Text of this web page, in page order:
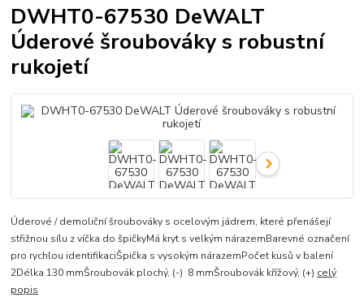
DWHT0-67530 DeWALT
Úderové šroubováky s robustní
rukojetí
Úderové / demoliční šroubováky s ocelovým jádrem, které přenášejí
střižnou sílu z víčka do špičkyMá kryt s velkým nárazemBarevné označení
pro rychlou identifikaciŠpička s vysokým nárazemPočet kusů v balení
2Délka 130 mmŠroubovák plochý, (-) 8 mmŠroubovák křížový, (+) celý
popis